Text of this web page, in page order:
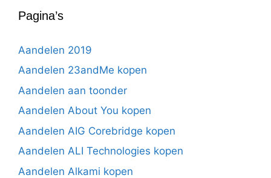
Pagina’s
Aandelen 2019
Aandelen 23andMe kopen
Aandelen aan toonder
Aandelen About You kopen
Aandelen AIG Corebridge kopen
Aandelen ALI Technologies kopen
Aandelen Alkami kopen